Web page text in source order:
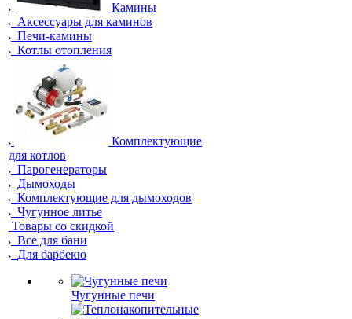
Камины
Аксессуары для каминов
Печи-камины
Котлы отопления
Комплектующие
для котлов
Парогенераторы
Дымоходы
Комплектующие для дымоходов
Чугунное литье
Товары со скидкой
Все для бани
Для барбекю
Чугунные печи